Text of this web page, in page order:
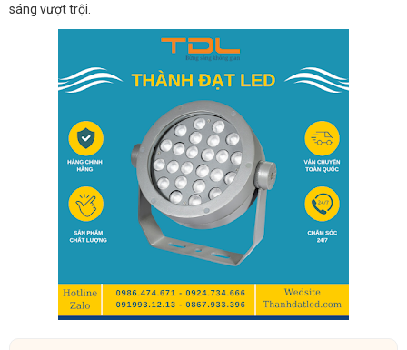
sáng vượt trội.